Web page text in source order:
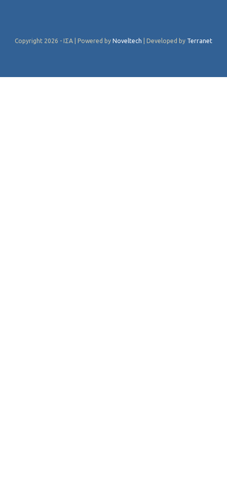
Copyright 2026 - ΙΣΑ | Powered by Noveltech | Developed by Terranet